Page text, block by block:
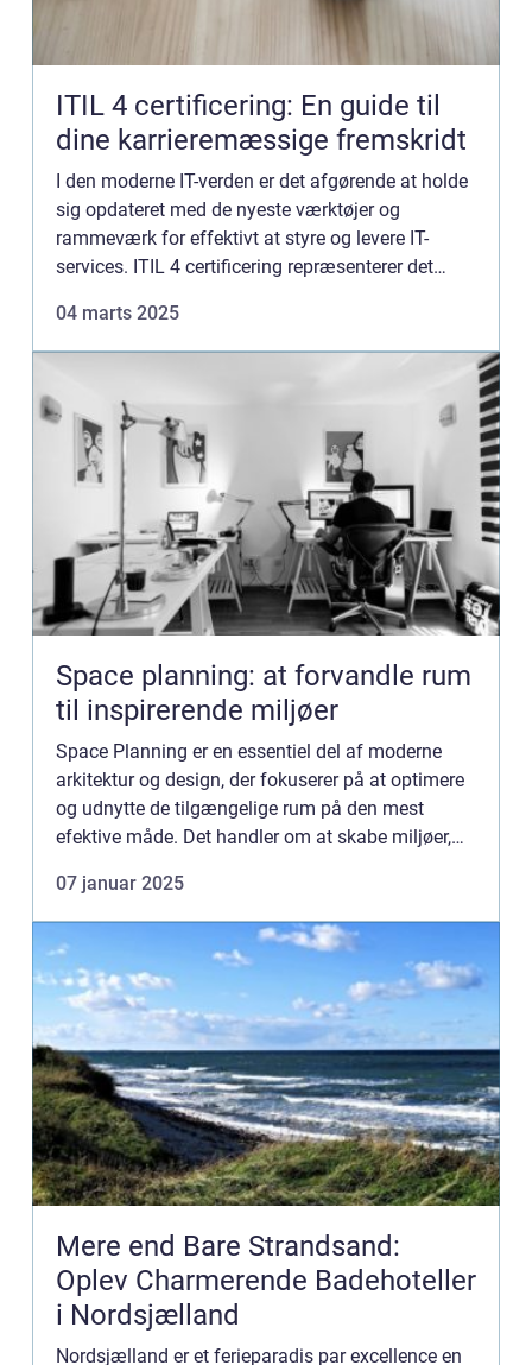
ITIL 4 certificering: En guide til
dine karrieremæssige fremskridt
I den moderne IT-verden er det afgørende at holde
sig opdateret med de nyeste værktøjer og
rammeværk for effektivt at styre og levere IT-
services. ITIL 4 certificering repræsenterer det
04 marts 2025
Space planning: at forvandle rum
til inspirerende miljøer
Space Planning er en essentiel del af moderne
arkitektur og design, der fokuserer på at optimere
og udnytte de tilgængelige rum på den mest
efektive måde. Det handler om at skabe miljøer,
07 januar 2025
Mere end Bare Strandsand:
Oplev Charmerende Badehoteller
i Nordsjælland
Nordsjælland er et ferieparadis par excellence en